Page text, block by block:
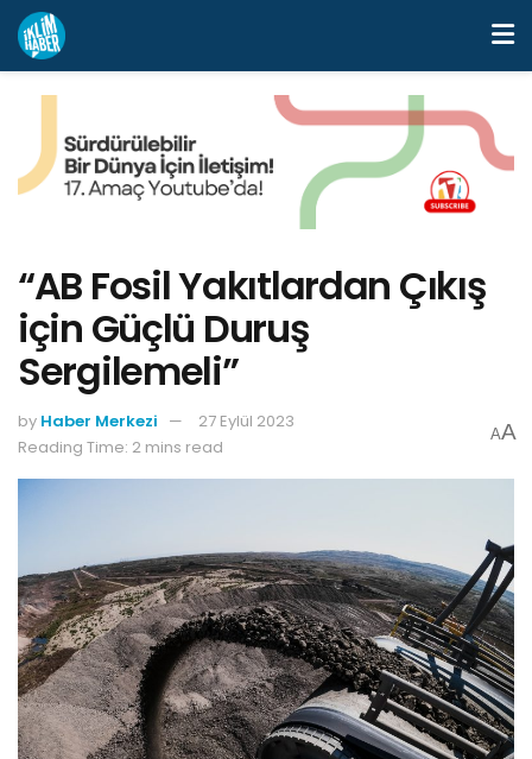
“AB Fosil Yakıtlardan Çıkış
için Güçlü Duruş
Sergilemeli”
by Haber Merkezi
27 Eylül 2023
Reading Time: 2 mins read
AA